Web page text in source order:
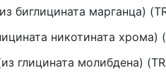
биглицината марганца)
никотината хрома)
глицината молибдена)